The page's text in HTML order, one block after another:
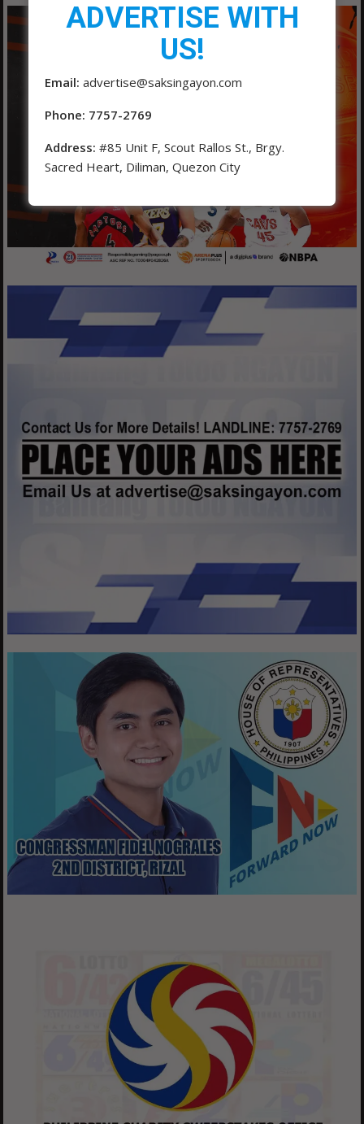
ADVERTISE WITH
US!
Email: advertise@saksingayon.com
Phone: 7757-2769
Address: #85 Unit F, Scout Rallos St., Brgy.
Sacred Heart, Diliman, Quezon City